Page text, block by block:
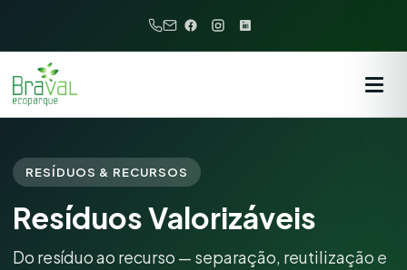
RESÍDUOS & RECURSOS
Resíduos Valorizáveis
Do resíduo ao recurso — separação, reutilização e